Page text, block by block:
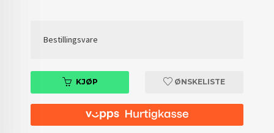
Bestillingsvare
KJØP ØNSKELISTE